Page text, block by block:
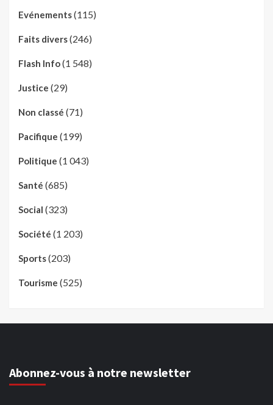
Evénements(115)
Faits divers(246)
Flash Info(1 548)
Justice (29)
Non classé (71)
Pacifique (199)
Politique (1 043)
Santé (685)
Social (323)
Société (1 203)
Sports(203)
Tourisme (525)
Abonnez-vous à notre newsletter